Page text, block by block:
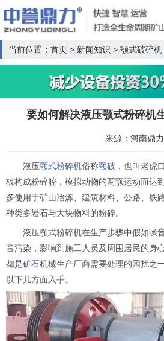
当前位置： 首页 > 新闻知识 > 颚式破碎机
要如何解决液压颚式粉碎机
来源：河南鼎力
液压颚式粉碎机俗称颚破 ，也叫老虎
板构成粉碎腔，模拟动物的两颚运动而达
多使用于矿山冶炼、建筑材料、公路、铁
种类多岩石与大块物料的粉碎。
液压颚式粉碎机在生产步骤中假如噪
音污染，影响到施工人员及周围居民的身
都是矿石机械生产厂商需要处理的困扰之
以下几方面入手。